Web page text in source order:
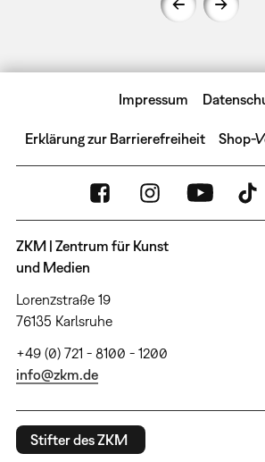
Impressum
Erklärung zur Barrierefreiheit Shop-
ZKM | Zentrum für Kunst
und Medien
Lorenzstraße 19
76135 Karlsruhe
+49 (0) 721 - 8100 - 1200
info@zkm.de
Stifter des ZKM